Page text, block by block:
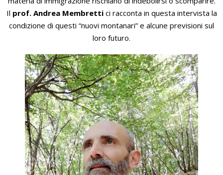
Il prof. Andrea Membrettici racconta in questa intervista la
condizione di questi “nuovi montanari” e alcune previsioni sul
loro futuro.